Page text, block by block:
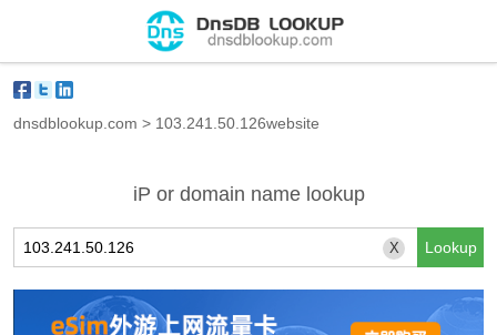
dnsdblookup.com > 103.241.50.126website
iP or domain name lookup
X